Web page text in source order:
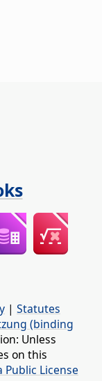
| Statutes
(binding
Unless
on this
Public License